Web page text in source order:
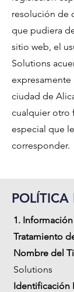
resolución de
que pudiera
sitio web, el
Solutions
expresamente
ciudad de
cualquier otro
especial que
corresponder.
POLÍTICA
1.
Tratamiento
Nombre del
Solutions
Identificación